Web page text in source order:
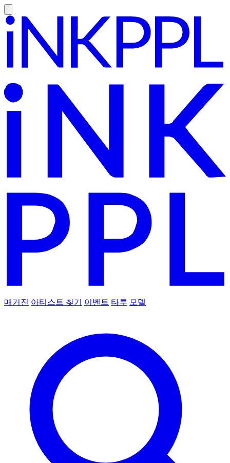
매거진 아티스트 찾기 이벤트 타투 모델